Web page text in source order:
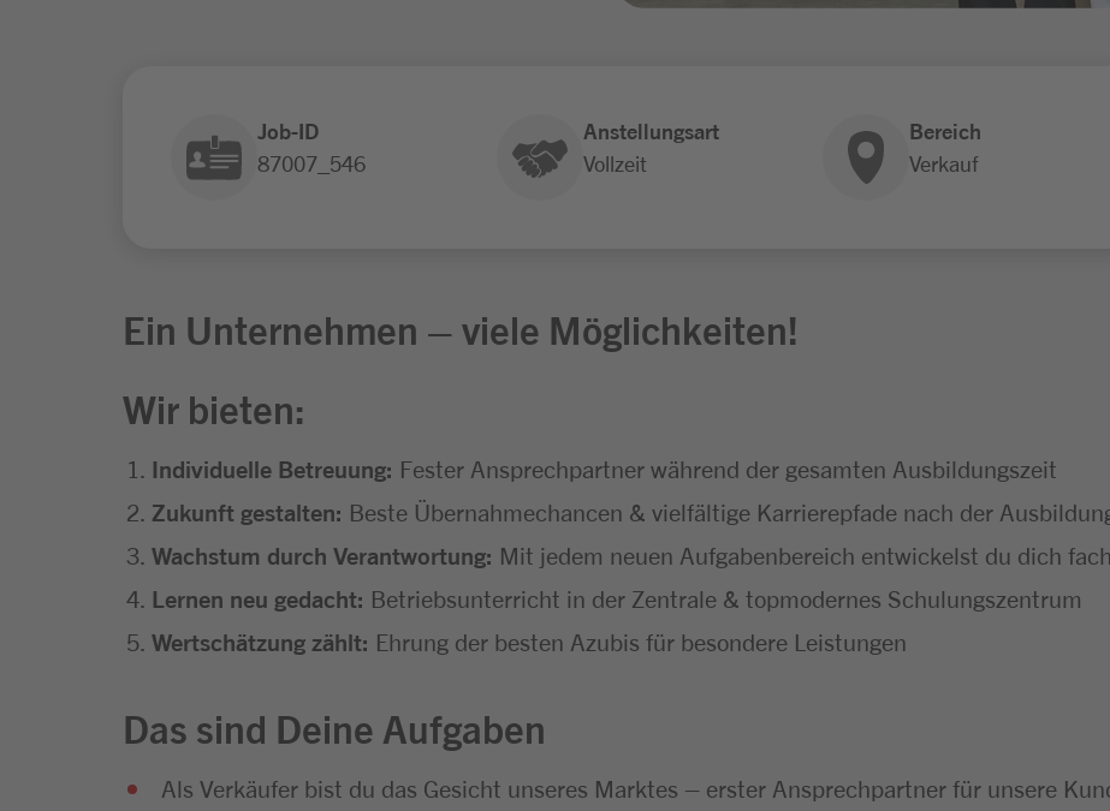
Job-ID
87007_546
Anstellungsart
Vollzeit
Bereich
Verkauf
Ein Unternehmen – viele Möglichkeiten!
Wir bieten:
Individuelle Betreuung: Fester Ansprechpartner während der gesamten Ausbildungszeit
Zukunft gestalten: Beste Übernahmechancen & vielfältige Karrierepfade nach der
Wachstum durch Verantwortung: Mit jedem neuen Aufgabenbereich entwickelst du dich
Lernen neu gedacht: Betriebsunterricht in der Zentrale & topmodernes Schulungszentrum
Wertschätzung zählt: Ehrung der besten Azubis für besondere Leistungen
Das sind Deine Aufgaben
Als Verkäufer bist du das Gesicht unseres Marktes – erster Ansprechpartner für unsere